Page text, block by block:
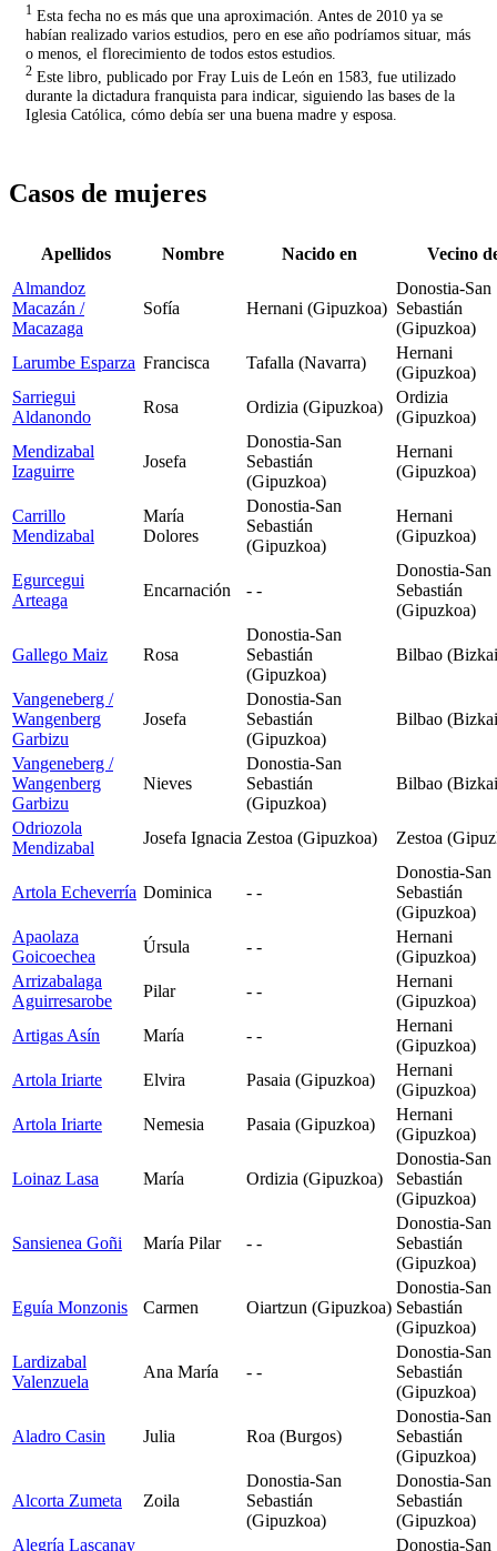
1 Esta fecha no es más que una aproximación. Antes de 2010 ya se
habían realizado varios estudios, pero en ese año podríamos situar, más
o menos, el florecimiento de todos estos estudios.
2 Este libro, publicado por Fray Luis de León en 1583, fue utilizado
durante la dictadura franquista para indicar, siguiendo las bases de la
Iglesia Católica, cómo debía ser una buena madre y esposa.
Casos de mujeres
Apellidos Nombre Nacido en
Vecino
Almandoz
Macazán /
Macazaga
Sofía Hernani (Gipuzkoa)
Donostia-San
Sebastián
(Gipuzkoa)
Larumbe Esparza Francisca Tafalla (Navarra)
Hernani
(Gipuzkoa)
Sarriegui
Aldanondo
Rosa Ordizia (Gipuzkoa)
Ordizia
(Gipuzkoa)
Mendizabal
Izaguirre
Josefa
Donostia-San
Sebastián
(Gipuzkoa)
Hernani
(Gipuzkoa)
Carrillo
Mendizabal
María
Dolores
Donostia-San
Sebastián
(Gipuzkoa)
Hernani
(Gipuzkoa)
Egurcegui
Arteaga
Encarnación - -
Donostia-San
Sebastián
(Gipuzkoa)
Gallego Maiz Rosa
Donostia-San
Sebastián
(Gipuzkoa)
Bilbao
Vangeneberg /
Wangenberg
Garbizu
Josefa
Donostia-San
Sebastián
(Gipuzkoa)
Bilbao
Vangeneberg /
Wangenberg
Garbizu
Nieves
Donostia-San
Sebastián
(Gipuzkoa)
Bilbao
Odriozola
Mendizabal
Josefa Ignacia Zestoa (Gipuzkoa) Zestoa
Artola Echeverría Dominica - -
Donostia-San
Sebastián
(Gipuzkoa)
Apaolaza
Goicoechea
Úrsula - -
Hernani
(Gipuzkoa)
Arrizabalaga
Aguirresarobe
Pilar - -
Hernani
(Gipuzkoa)
Artigas Asín
María - -
Hernani
(Gipuzkoa)
Artola Iriarte
Elvira Pasaia (Gipuzkoa)
Hernani
(Gipuzkoa)
Artola Iriarte
Nemesia Pasaia (Gipuzkoa)
Hernani
(Gipuzkoa)
Loinaz Lasa María Ordizia (Gipuzkoa)
Donostia-San
Sebastián
(Gipuzkoa)
Sansienea Goñi María Pilar - -
Donostia-San
Sebastián
(Gipuzkoa)
Eguía Monzonis Carmen Oiartzun (Gipuzkoa)
Donostia-San
Sebastián
(Gipuzkoa)
Lardizabal
Valenzuela
Ana María - -
Donostia-San
Sebastián
(Gipuzkoa)
Aladro Casin Julia Roa (Burgos)
Donostia-San
Sebastián
(Gipuzkoa)
Alcorta Zumeta Zoila
Donostia-San
Sebastián
(Gipuzkoa)
Donostia-San
Sebastián
(Gipuzkoa)
Alegría Lascanay
Donostia-San